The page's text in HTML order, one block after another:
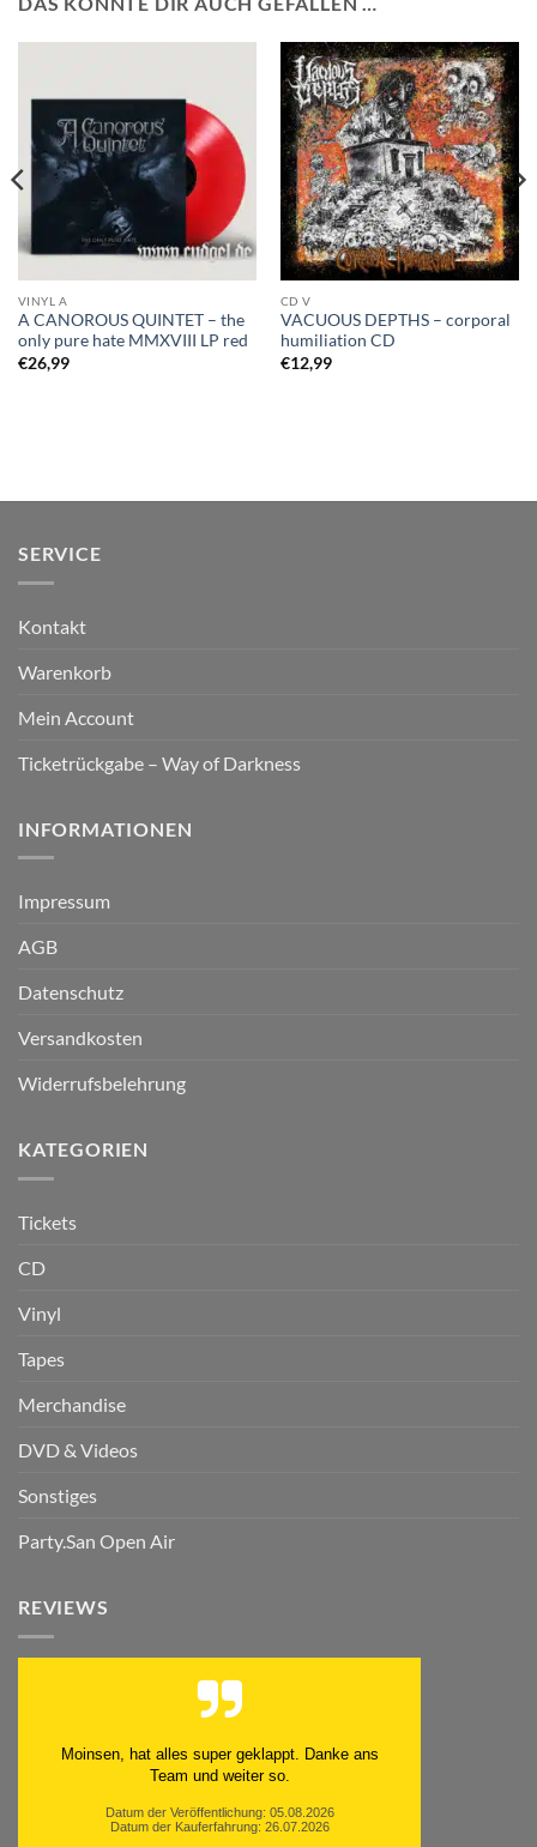
VINYL A
A CANOROUS QUINTET – the
only pure hate MMXVIII LP red
€26,99
CD V
VACUOUS DEPTHS – corporal
humiliation CD
€12,99
SERVICE
Kontakt
Warenkorb
Mein Account
Ticketrückgabe – Way of Darkness
INFORMATIONEN
Impressum
AGB
Datenschutz
Versandkosten
Widerrufsbelehrung
KATEGORIEN
Tickets
CD
Vinyl
Tapes
Merchandise
DVD & Videos
Sonstiges
Party.San Open Air
REVIEWS
Moinsen, hat alles super geklappt. Danke ans
Team und weiter so.
Datum der Veröffentlichung: 05.08.2026
Datum der Kauferfahrung: 26.07.2026